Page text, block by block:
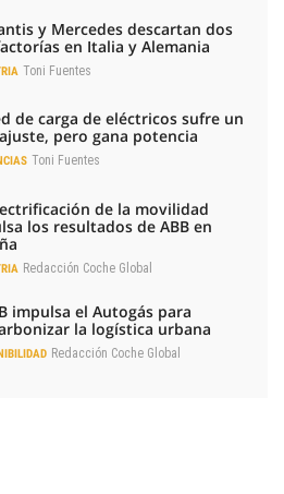
y Mercedes descartan dos
en Italia y Alemania
Toni Fuentes
de carga de eléctricos sufre un
pero gana potencia
Toni Fuentes
de la movilidad
los resultados de ABB en
Redacción Coche Global
impulsa el Autogás para
la logística urbana
Redacción Coche Global